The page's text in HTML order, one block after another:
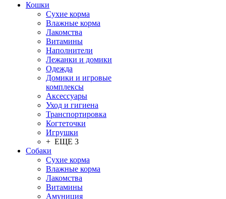
Кошки
Сухие корма
Влажные корма
Лакомства
Витамины
Наполнители
Лежанки и домики
Одежда
Домики и игровые
комплексы
Аксессуары
Уход и гигиена
Транспортировка
Когтеточки
Игрушки
+ ЕЩЕ 3
Собаки
Сухие корма
Влажные корма
Лакомства
Витамины
Амуниция